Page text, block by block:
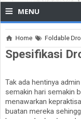
≡ MENU
Home Foldable
Spesifikasi
Tak ada hentinya
semakin hari semakin
menawarkan
buatan mereka